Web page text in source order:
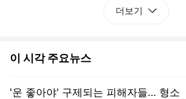
더보기
이 시각 주요뉴스
'운 좋아야' 구제되는 피해자들… 형소